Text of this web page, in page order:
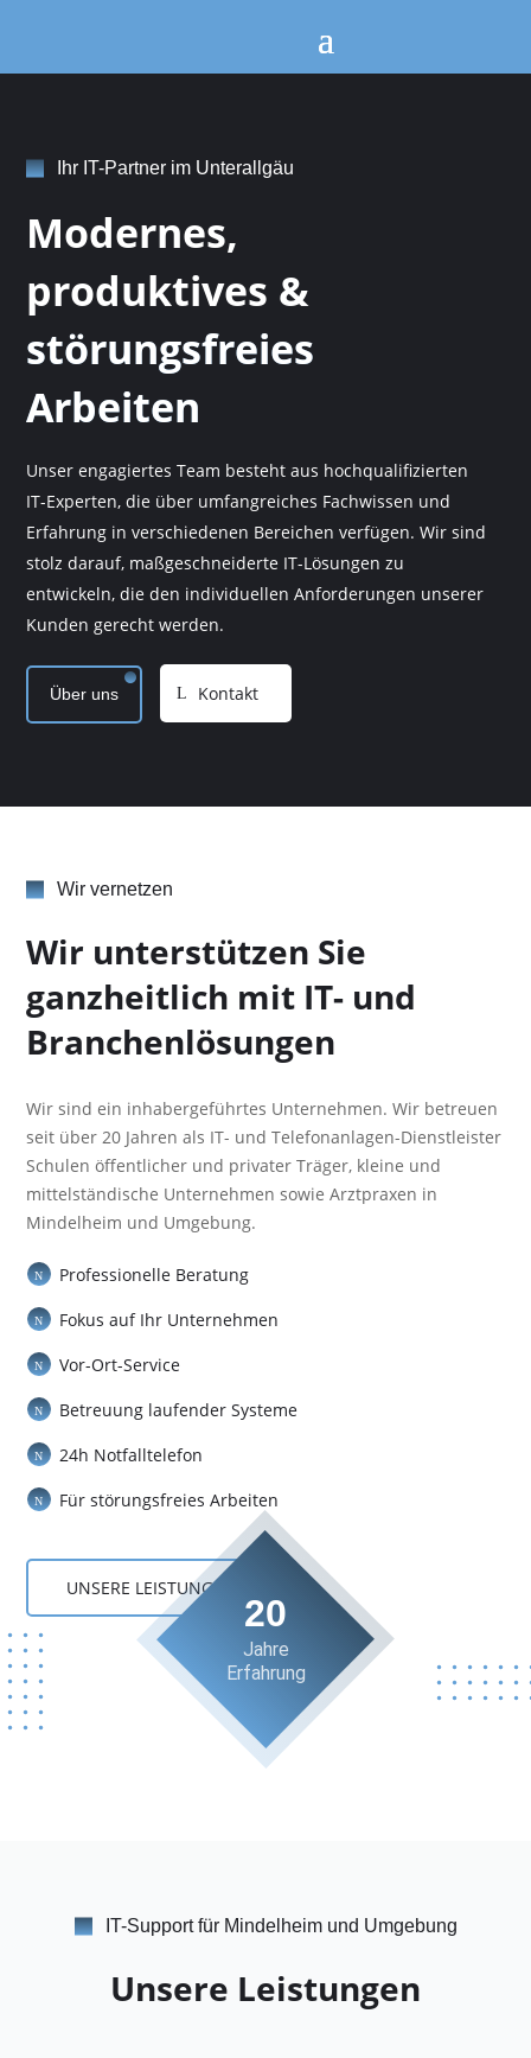
Modernes,
produktives &
störungsfreies
Arbeiten
Ihr IT-Partner im Unterallgäu
Unser engagiertes Team besteht aus hochqualifizierten
IT-Experten, die über umfangreiches Fachwissen und
Erfahrung in verschiedenen Bereichen verfügen. Wir sind
stolz darauf, maßgeschneiderte IT-Lösungen zu
entwickeln, die den individuellen Anforderungen unserer
Kunden gerecht werden.
Über uns Kontakt
Wir vernetzen
Wir unterstützen Sie
ganzheitlich mit IT- und
Branchenlösungen
Wir sind ein inhabergeführtes Unternehmen. Wir betreuen
seit über 20 Jahren als IT- und Telefonanlagen-Dienstleister
Schulen öffentlicher und privater Träger, kleine und
mittelständische Unternehmen sowie Arztpraxen in
Mindelheim und Umgebung.
N Professionelle Beratung
N Fokus auf Ihr Unternehmen
N Vor-Ort-Service
N Betreuung laufender Systeme
N 24h Notfalltelefon
N Für störungsfreies Arbeiten
UNSERE LEISTUNGEN
20
Jahre
Erfahrung
IT-Support für Mindelheim und Umgebung
Unsere Leistungen